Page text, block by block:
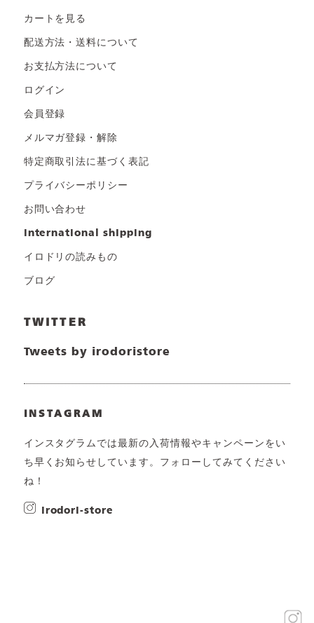
カートを見る
配送方法・送料について
お支払方法について
ログイン
会員登録
メルマガ登録・解除
特定商取引法に基づく表記
プライバシーポリシー
お問い合わせ
international shipping
イロドリの読みもの
ブログ
TWITTER
Tweets by irodoristore
INSTAGRAM
インスタグラムでは最新の入荷情報やキャンペーンをい
ち早くお知らせしています。フォローしてみてください
ね！
irodori-store